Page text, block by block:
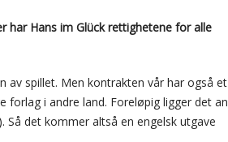
har Hans im Glück rettighetene for alle
av spillet. Men kontrakten vår har også et
forlag i andre land. Foreløpig ligger det an
Så det kommer altså en engelsk utgave